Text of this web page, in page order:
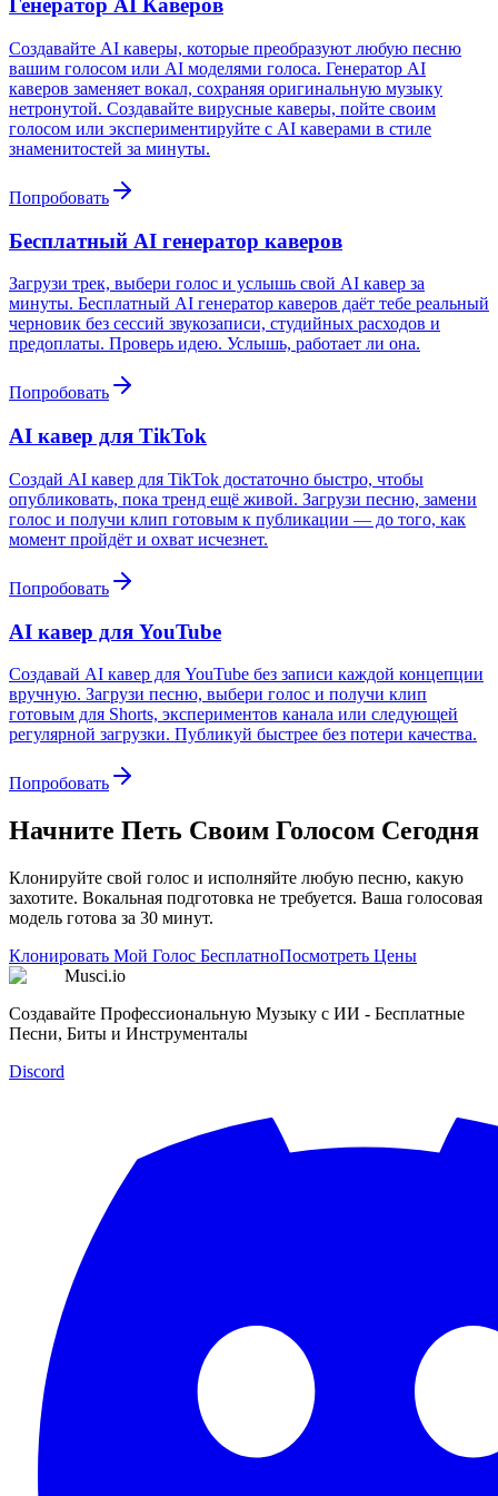
Генератор AI Каверов
Создавайте AI каверы, которые преобразуют любую песню
вашим голосом или AI моделями голоса. Генератор AI
каверов заменяет вокал, сохраняя оригинальную музыку
нетронутой. Создавайте вирусные каверы, пойте своим
голосом или экспериментируйте с AI каверами в стиле
знаменитостей за минуты.
Попробовать
Бесплатный AI генератор каверов
Загрузи трек, выбери голос и услышь свой AI кавер за
минуты. Бесплатный AI генератор каверов даёт тебе реальный
черновик без сессий звукозаписи, студийных расходов и
предоплаты. Проверь идею. Услышь, работает ли она.
Попробовать
AI кавер для TikTok
Создай AI кавер для TikTok достаточно быстро, чтобы
опубликовать, пока тренд ещё живой. Загрузи песню, замени
голос и получи клип готовым к публикации — до того, как
момент пройдёт и охват исчезнет.
Попробовать
AI кавер для YouTube
Создавай AI кавер для YouTube без записи каждой концепции
вручную. Загрузи песню, выбери голос и получи клип
готовым для Shorts, экспериментов канала или следующей
регулярной загрузки. Публикуй быстрее без потери качества.
Попробовать
Начните Петь Своим Голосом Сегодня
Клонируйте свой голос и исполняйте любую песню, какую
захотите. Вокальная подготовка не требуется. Ваша голосовая
модель готова за 30 минут.
Клонировать Мой Голос БесплатноПосмотреть Цены
Musci.io
Создавайте Профессиональную Музыку с ИИ - Бесплатные
Песни, Биты и Инструменталы
Discord